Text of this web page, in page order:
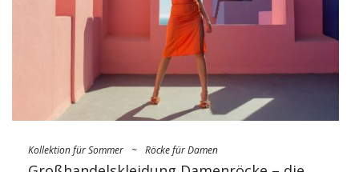
Kollektion für Sommer ~ Röcke für Damen